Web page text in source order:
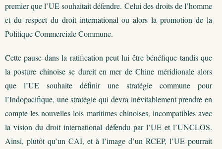
premier que l’UE souhaitait défendre. Celui des droits de l’homme
et du respect du droit international ou alors la promotion de la
Politique Commerciale Commune.
Cette pause dans la ratification peut lui être bénéfique tandis que
la posture chinoise se durcit en mer de Chine méridionale alors
que l’UE souhaite définir une stratégie commune pour
l’Indopacifique, une stratégie qui devra inévitablement prendre en
compte les nouvelles lois maritimes chinoises, incompatibles avec
la vision du droit international défendu par l’UE et l’UNCLOS.
Ainsi, plutôt qu’un CAI, et à l’image d’un RCEP, l’UE pourrait